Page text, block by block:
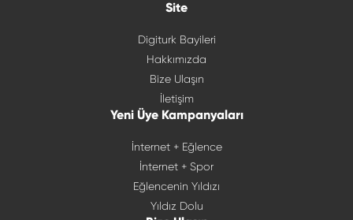
Site
Digiturk Bayileri
Hakkımızda
Bize Ulaşın
İletişim
Yeni Üye Kampanyaları
İnternet + Eğlence
İnternet + Spor
Eğlencenin Yıldızı
Yıldız Dolu